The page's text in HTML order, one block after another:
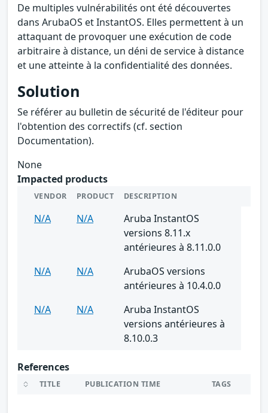
De multiples vulnérabilités ont été découvertes
dans ArubaOS et InstantOS. Elles permettent à un
attaquant de provoquer une exécution de code
arbitraire à distance, un déni de service à distance
et une atteinte à la confidentialité des données.
Solution
Se référer au bulletin de sécurité de l'éditeur pour
l'obtention des correctifs (cf. section
Documentation).
None
Impacted products
VENDOR PRODUCT DESCRIPTION
N/A N/A
Aruba InstantOS
versions 8.11.x
antérieures à 8.11.0.0
N/A
N/A
ArubaOS versions
antérieures à 10.4.0.0
N/A
N/A
Aruba InstantOS
versions antérieures à
8.10.0.3
References
TITLE PUBLICATION TIME TAGS